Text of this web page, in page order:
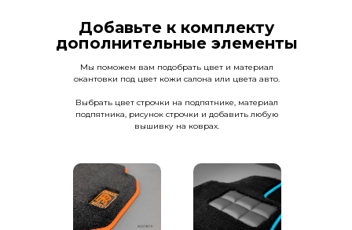
Добавьте к комплекту
дополнительные элементы
Мы поможем вам подобрать цвет и материал
окантовки под цвет кожи салона или цвета авто.
Выбрать цвет строчки на подпятнике, материал
подпятника, рисунок строчки и добавить любую
вышивку на коврах.